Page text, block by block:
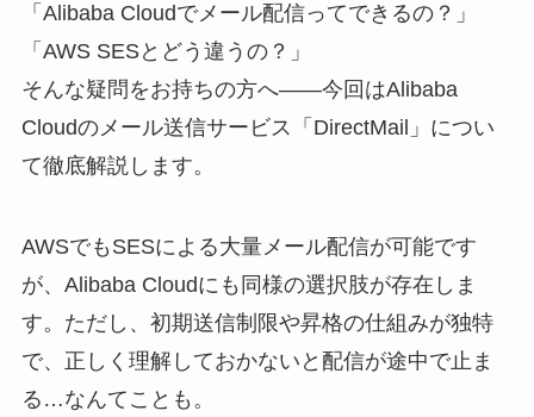
「Alibaba Cloudでメール配信ってできるの？」
「AWS SESとどう違うの？」
そんな疑問をお持ちの方へ――今回はAlibaba
Cloudのメール送信サービス「DirectMail」につい
て徹底解説します。
AWSでもSESによる大量メール配信が可能です
が、Alibaba Cloudにも同様の選択肢が存在しま
す。ただし、初期送信制限や昇格の仕組みが独特
で、正しく理解しておかないと配信が途中で止ま
る…なんてことも。